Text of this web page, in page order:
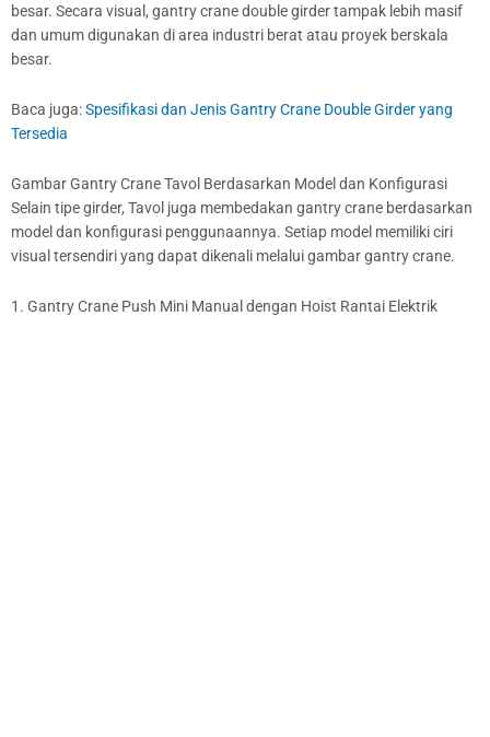
besar. Secara visual, gantry crane double girder tampak lebih masif
dan umum digunakan di area industri berat atau proyek berskala
besar.
Baca juga:Spesifikasi dan Jenis Gantry Crane Double Girder yang
Tersedia
Gambar Gantry Crane Tavol Berdasarkan Model dan Konfigurasi
Selain tipe girder, Tavol juga membedakan gantry crane berdasarkan
model dan konfigurasi penggunaannya. Setiap model memiliki ciri
visual tersendiri yang dapat dikenali melalui gambar gantry crane.
1. Gantry Crane Push Mini Manual dengan Hoist Rantai Elektrik